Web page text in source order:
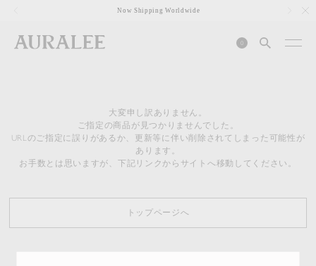
Now Shipping Worldwide
0
大変申し訳ありません。
ご指定の商品が見つかりませんでした。
URLのご指定に誤りがあるか、更新等に伴い削除されてしまった可能性が
あります。
お手数とは思いますが、下記リンクからサイトへ移動してください。
トップページへ